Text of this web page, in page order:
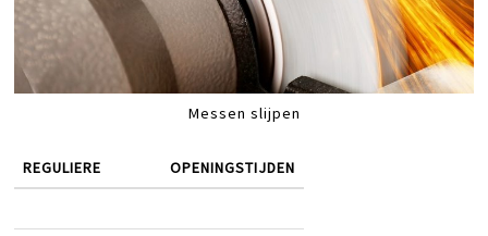
Messen slijpen
REGULIERE OPENINGSTIJDEN